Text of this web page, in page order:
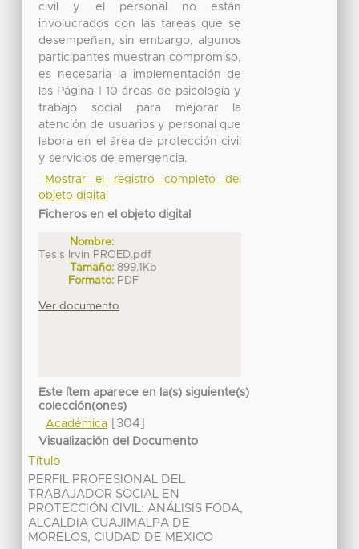
civil y el personal no están
involucrados con las tareas que se
desempeñan, sin embargo, algunos
participantes muestran compromiso,
es necesaria la implementación de
las Página | 10 áreas de psicología y
trabajo social para mejorar la
atención de usuarios y personal que
labora en el área de protección civil
y servicios de emergencia.
Mostrar el registro completo del
objeto digital
Ficheros en el objeto digital
Nombre:
Tesis Irvin PROED.pdf
Tamaño: 899.1Kb
Formato: PDF
Ver documento
Este ítem aparece en la(s) siguiente(s)
colección(ones)
Académica[304]
Visualización del Documento
Título
PERFIL PROFESIONAL DEL
TRABAJADOR SOCIAL EN
PROTECCIÓN CIVIL: ANÁLISIS FODA,
ALCALDIA CUAJIMALPA DE
MORELOS, CIUDAD DE MEXICO